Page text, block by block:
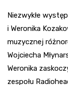
Niezwykłe
i Weronika
muzycznej
Wojciecha
Weronika
zespołu